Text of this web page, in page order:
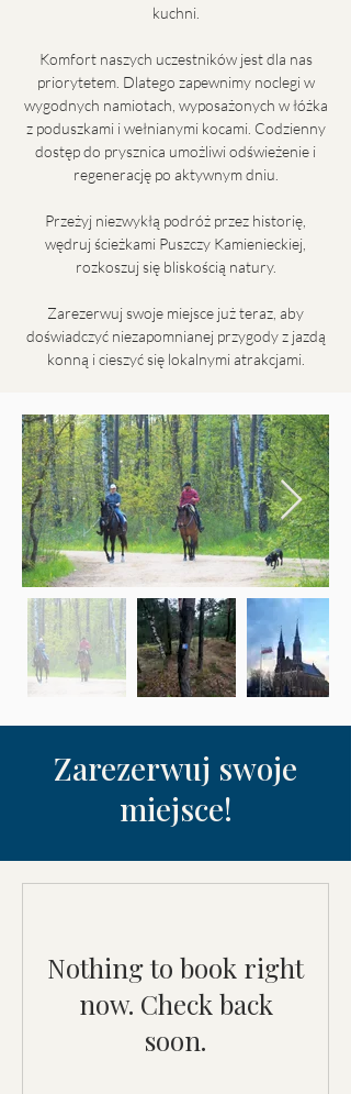
kuchni.
Komfort naszych uczestników jest dla nas
priorytetem. Dlatego zapewnimy noclegi w
wygodnych namiotach, wyposażonych w łóżka
z poduszkami i wełnianymi kocami. Codzienny
dostęp do prysznica umożliwi odświeżenie i
regenerację po aktywnym dniu.
Przeżyj niezwykłą podróż przez historię,
wędruj ścieżkami Puszczy Kamienieckiej,
rozkoszuj się bliskością natury.
Zarezerwuj swoje miejsce już teraz, aby
doświadczyć niezapomnianej przygody z jazdą
konną i cieszyć się lokalnymi atrakcjami.
Zarezerwuj swoje
miejsce!
Nothing to book right
now. Check back
soon.